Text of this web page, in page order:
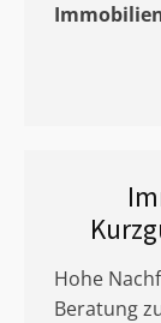
Hohe
Beratung